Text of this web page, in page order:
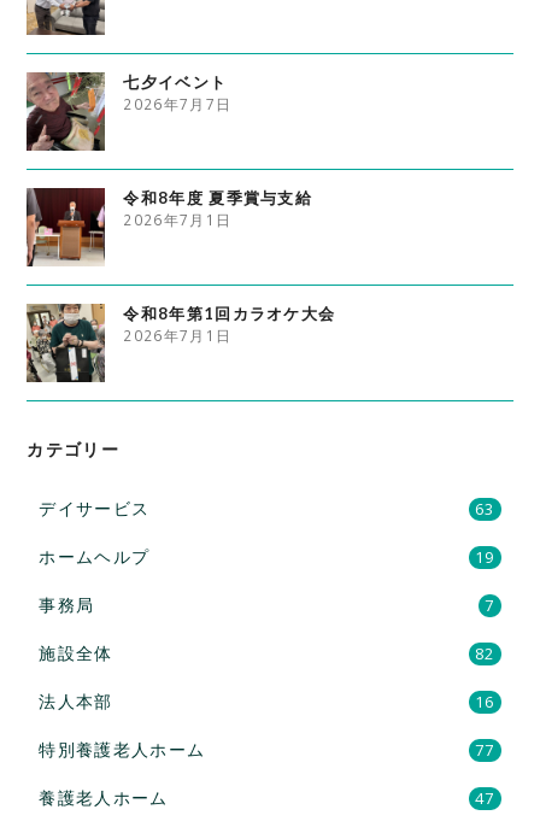
七夕イベント
2026年7月7日
令和8年度 夏季賞与支給
2026年7月1日
令和8年第1回カラオケ大会
2026年7月1日
カテゴリー
デイサービス 63
ホームヘルプ 19
事務局 7
施設全体 82
法人本部 16
特別養護老人ホーム 77
養護老人ホーム 47